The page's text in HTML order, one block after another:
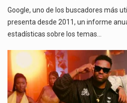
Google, uno de los buscadores más
presenta desde 2011, un informe
estadísticas sobre los temas…